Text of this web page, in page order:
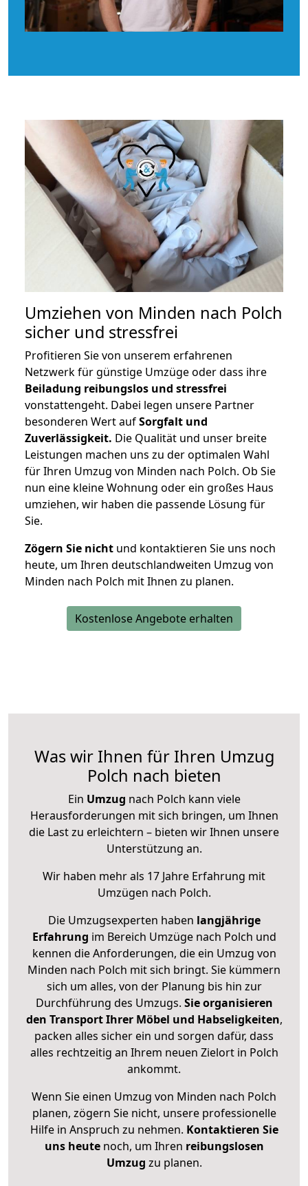
Umziehen von Minden nach Polch
sicher und stressfrei
Profitieren Sie von unserem erfahrenen
Netzwerk für günstige Umzüge oder dass ihre
Beiladung reibungslos und stressfrei
vonstattengeht. Dabei legen unsere Partner
besonderen Wert aufSorgfalt und
Zuverlässigkeit. Die Qualität und unser breite
Leistungen machen uns zu der optimalen Wahl
für Ihren Umzug von Minden nach Polch. Ob Sie
nun eine kleine Wohnung oder ein großes Haus
umziehen, wir haben die passende Lösung für
Sie.
Zögern Sie nicht und kontaktieren Sie uns noch
heute, um Ihren deutschlandweiten Umzug von
Minden nach Polch mit Ihnen zu planen.
Kostenlose Angebote erhalten
Was wir Ihnen für Ihren Umzug
Polch nach bieten
Ein Umzug nach Polch kann viele
Herausforderungen mit sich bringen, um Ihnen
die Last zu erleichtern – bieten wir Ihnen unsere
Unterstützung an.
Wir haben mehr als 17 Jahre Erfahrung mit
Umzügen nach Polch.
Die Umzugsexperten haben langjährige
Erfahrung im Bereich Umzüge nach Polch und
kennen die Anforderungen, die ein Umzug von
Minden nach Polch mit sich bringt. Sie kümmern
sich um alles, von der Planung bis hin zur
Durchführung des Umzugs. Sie organisieren
den Transport Ihrer Möbel und Habseligkeiten,
packen alles sicher ein und sorgen dafür, dass
alles rechtzeitig an Ihrem neuen Zielort in Polch
ankommt.
Wenn Sie einen Umzug von Minden nach Polch
planen, zögern Sie nicht, unsere professionelle
Hilfe in Anspruch zu nehmen. Kontaktieren Sie
uns heutenoch, um Ihren reibungslosen
Umzug zu planen.